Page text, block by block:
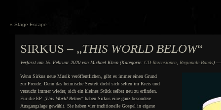
« Stage Escape
SIRKUS – „THIS WORLD BELOW“
Verfasst am 16. Februar 2020 von Michael Klein (Kategorie: CD-Rezensionen Regionale Bands) —
Wenn Sirkus neue Musik veröffentlichen, gibt es immer einen Grund
zur Freude. Denn das heimische Sextett dreht sich selten im Kreis und
versucht immer wieder, sich ein kleines Stück selbst neu zu erfinden.
Für die EP „ This World Below“ haben Sirkus eine ganz besondere
Ausgangslage gewählt. Sie haben vier traditionelle Gospel in eigene